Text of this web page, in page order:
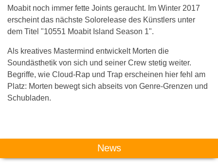
Moabit noch immer fette Joints geraucht. Im Winter 2017
erscheint das nächste Solorelease des Künstlers unter
dem Titel "10551 Moabit Island Season 1".
Als kreatives Mastermind entwickelt Morten die
Soundästhetik von sich und seiner Crew stetig weiter.
Begriffe, wie Cloud-Rap und Trap erscheinen hier fehl am
Platz: Morten bewegt sich abseits von Genre-Grenzen und
Schubladen.
Das könnte Dich auch interessieren:
News